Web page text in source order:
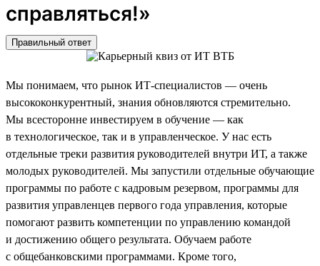
справляться!»
Правильный ответ
Мы понимаем, что рынок ИТ-специалистов — очень
высококонкурентный, знания обновляются стремительно.
Мы всесторонне инвестируем в обучение — как
в технологическое, так и в управленческое. У нас есть
отдельные треки развития руководителей внутри ИТ, а также
молодых руководителей. Мы запустили отдельные обучающие
программы по работе с кадровым резервом, программы для
развития управленцев первого года управления, которые
помогают развить компетенции по управлению командой
и достижению общего результата. Обучаем работе
с общебанковскими программами. Кроме того,